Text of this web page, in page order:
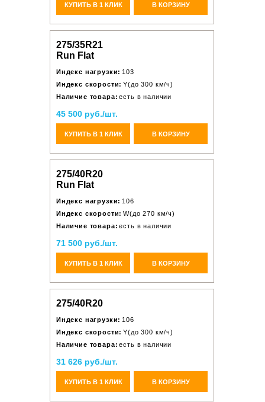
КУПИТЬ В 1 КЛИК В КОРЗИНУ
275/35R21
Run Flat
Индекс нагрузки: 103
Индекс скорости: Y(до 300 км/ч)
Наличие товара: есть в наличии
45 500 руб./шт.
КУПИТЬ В 1 КЛИК В КОРЗИНУ
275/40R20
Run Flat
Индекс нагрузки: 106
Индекс скорости: W(до 270 км/ч)
Наличие товара: есть в наличии
71 500 руб./шт.
КУПИТЬ В 1 КЛИК В КОРЗИНУ
275/40R20
Индекс нагрузки: 106
Индекс скорости: Y(до 300 км/ч)
Наличие товара: есть в наличии
31 626 руб./шт.
КУПИТЬ В 1 КЛИК В КОРЗИНУ